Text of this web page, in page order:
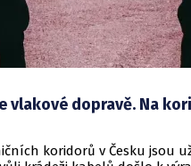
vlakové dopravě. Na
koridorů v Česku jsou